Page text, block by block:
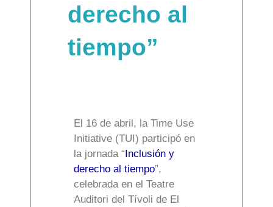
derecho al
tiempo”
El 16 de abril, la Time Use
Initiative (TUI) participó en
la jornada “Inclusión y
derecho al tiempo”,
celebrada en el Teatre
Auditori del Tívoli de El